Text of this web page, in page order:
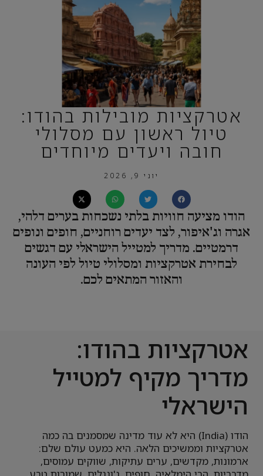
אטרקציות מובילות בהודו:
טיול ראשון עם מסלולי
חובה ויעדים מיוחדים
יוני 9, 2026
הודו מציעה חוויות בלתי נשכחות בערים דלהי,
אגרה וג'איפור, לצד יעדים רוחניים, חופים ונופים
דרמטיים. מדריך למטייל הישראלי עם דגשים
לבחירת אטרקציות ומסלולי טיול לפי העונה
והאזור המתאים לכם.
אטרקציות בהודו:
מדריך מקיף למטייל
הישראלי
הודו (India) היא לא עוד מדינה שמסמנים בה כמה
אטרקציות וממשיכים הלאה. היא כמעט עולם שלם:
ארמונות, מקדשים, ערים עתיקות, שווקים עמוסים,